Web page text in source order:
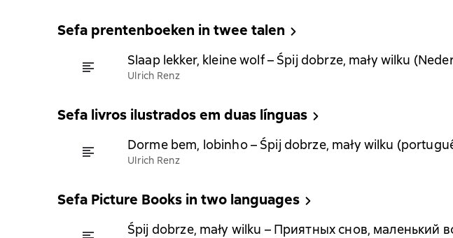
Sefa prentenboeken in twee talen
Slaap lekker, kleine wolf – Śpij dobrze, mały wilku
Ulrich Renz
Sefa livros ilustrados em duas línguas
Dorme bem, lobinho – Śpij dobrze, mały wilku
Ulrich Renz
Sefa Picture Books in two languages
Śpij dobrze, mały wilku – Приятных снов, маленький